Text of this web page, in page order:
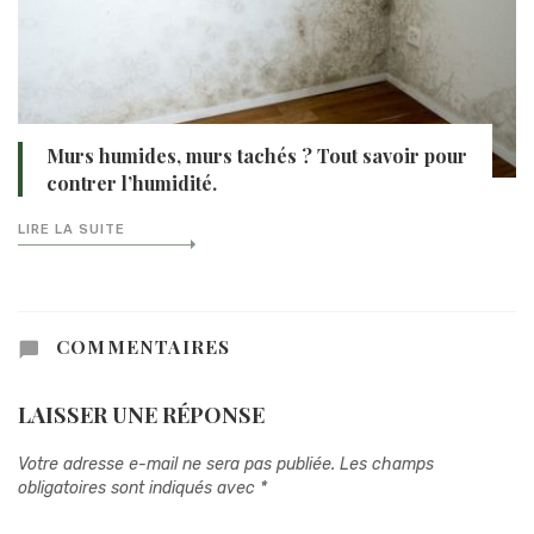
Murs humides, murs tachés ? Tout savoir pour
contrer l’humidité.
LIRE LA SUITE
COMMENTAIRES
LAISSER UNE RÉPONSE
Votre adresse e-mail ne sera pas publiée. Les champs
obligatoires sont indiqués avec *